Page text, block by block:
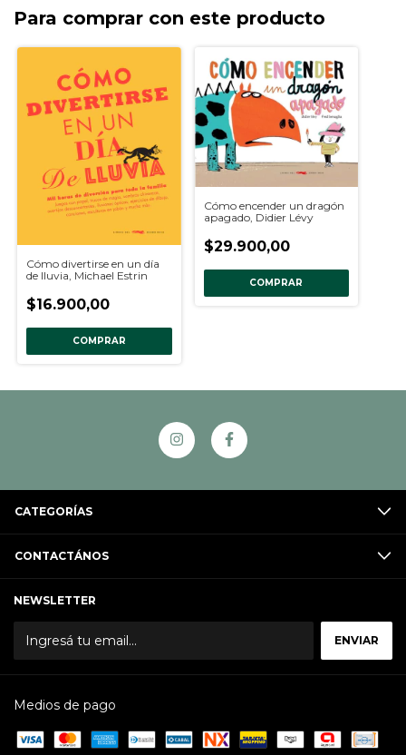
Para comprar con este producto
Cómo divertirse en un día
de lluvia, Michael Estrin
$16.900,00
COMPRAR
Cómo encender un dragón
apagado, Didier Lévy
$29.900,00
COMPRAR
CATEGORÍAS
CONTACTÁNOS
NEWSLETTER
Medios de pago